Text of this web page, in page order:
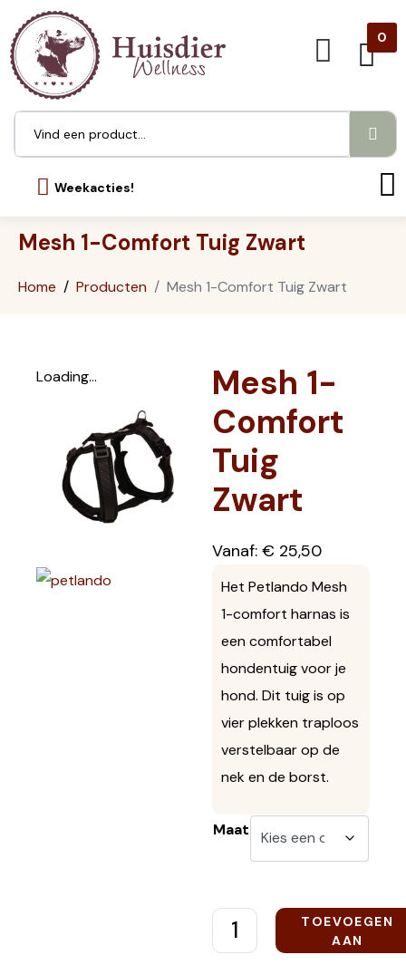
0
Weekacties!
Mesh 1-Comfort Tuig Zwart
Home Producten Mesh 1-Comfort Tuig Zwart
Loading...
Mesh 1-
Comfort
Tuig
Zwart
Vanaf: € 25,50
Het Petlando Mesh
1-comfort harnas is
een comfortabel
hondentuig voor je
hond. Dit tuig is op
vier plekken traploos
verstelbaar op de
nek en de borst.
Maat
TOEVOEGEN
AAN